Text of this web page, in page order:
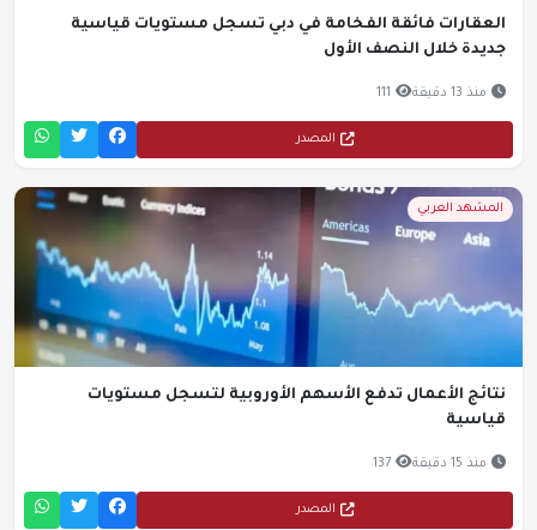
العقارات فائقة الفخامة في دبي تسجل مستويات قياسية
جديدة خلال النصف الأول
منذ 13 دقيقة 111
المصدر
المشهد العربي
نتائج الأعمال تدفع الأسهم الأوروبية لتسجل مستويات
قياسية
منذ 15 دقيقة 137
المصدر